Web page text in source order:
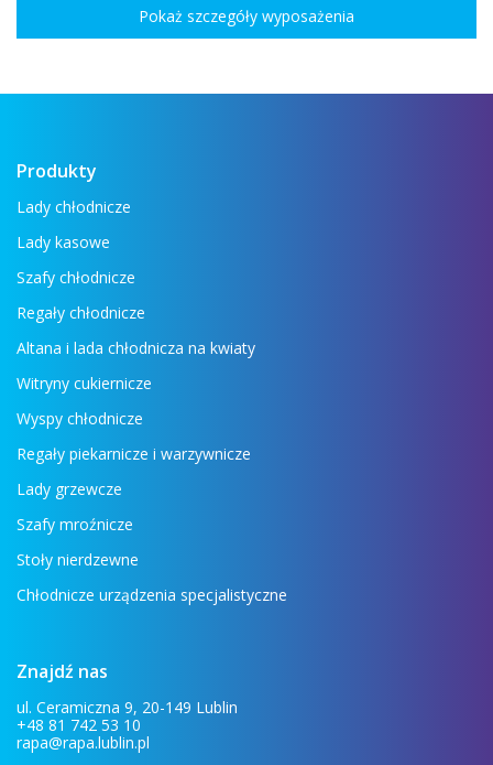
Pokaż szczegóły wyposażenia
Produkty
Lady chłodnicze
Lady kasowe
Szafy chłodnicze
Regały chłodnicze
Altana i lada chłodnicza na kwiaty
Witryny cukiernicze
Wyspy chłodnicze
Regały piekarnicze i warzywnicze
Lady grzewcze
Szafy mroźnicze
Stoły nierdzewne
Chłodnicze urządzenia specjalistyczne
Znajdź nas
ul. Ceramiczna 9, 20-149 Lublin
+48 81 742 53 10
rapa@rapa.lublin.pl